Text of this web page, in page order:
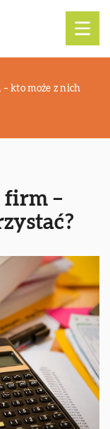
kto może z nich
firm –